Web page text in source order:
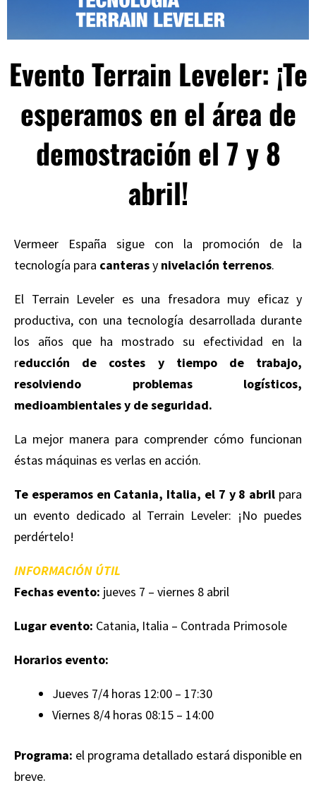
Evento Terrain Leveler: ¡Te
esperamos en el área de
demostración el 7 y 8
abril!
Vermeer España sigue con la promoción de la
tecnología para canterasy nivelación terrenos.
El Terrain Leveler es una fresadora muy eficaz y
productiva, con una tecnología desarrollada durante
los años que ha mostrado su efectividad en la
reducción de costes y tiempo de trabajo,
resolviendo problemas logísticos,
medioambientales y de seguridad.
La mejor manera para comprender cómo funcionan
éstas máquinas es verlas en acción.
Te esperamos en Catania, Italia, el 7 y 8 abril para
un evento dedicado al Terrain Leveler: ¡No puedes
perdértelo!
INFORMACIÓN ÚTIL
Fechas evento: jueves 7 – viernes 8 abril
Lugar evento: Catania, Italia – Contrada Primosole
Horarios evento:
Jueves 7/4 horas 12:00 – 17:30
Viernes 8/4 horas 08:15 – 14:00
Programa: el programa detallado estará disponible en
breve.